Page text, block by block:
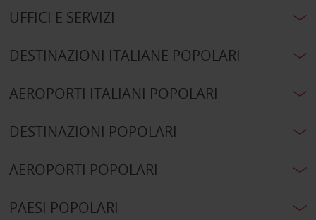
UFFICI E SERVIZI
DESTINAZIONI ITALIANE POPOLARI
AEROPORTI ITALIANI POPOLARI
DESTINAZIONI POPOLARI
AEROPORTI POPOLARI
PAESI POPOLARI